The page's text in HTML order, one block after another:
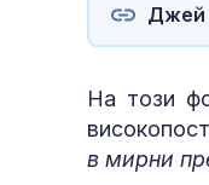
Джей
На този
в мирни